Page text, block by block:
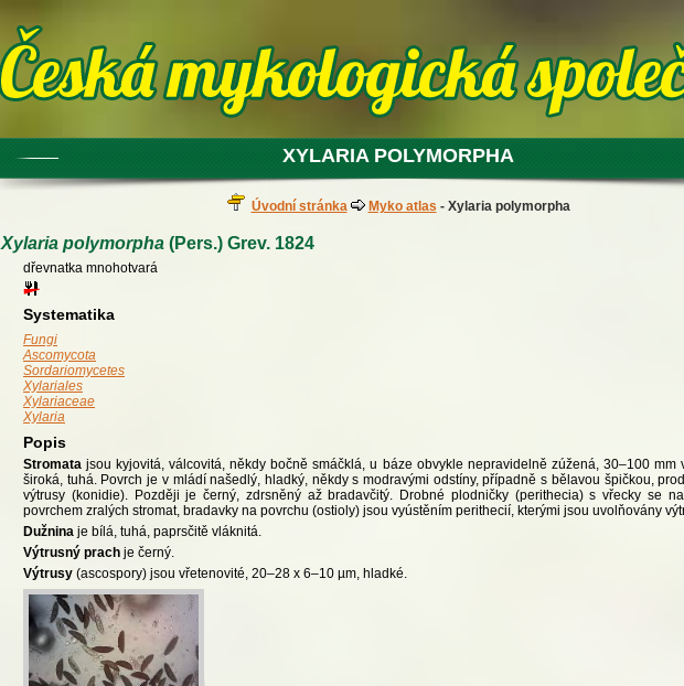
XYLARIA POLYMORPHA
Úvodní stránka Myko atlas - Xylaria polymorpha
Xylaria polymorpha (Pers.) Grev. 1824
dřevnatka mnohotvará
Systematika
Fungi
Ascomycota
Sordariomycetes
Xylariales
Xylariaceae
Xylaria
Popis
Stromata jsou kyjovitá, válcovitá, někdy bočně smáčklá, u báze obvykle nepravidelně zúžená, 30–100 mm
široká, tuhá. Povrch je v mládí našedlý, hladký, někdy s modravými odstíny, případně s bělavou špičkou,
výtrusy (konidie). Později je černý, zdrsněný až bradavčitý. Drobné plodničky (perithecia) s vřecky se
povrchem zralých stromat, bradavky na povrchu (ostioly) jsou vyústěním perithecií, kterými jsou uvolňovány
Dužnina je bílá, tuhá, paprsčitě vláknitá.
Výtrusný prach je černý.
Výtrusy (ascospory) jsou vřetenovité, 20–28 x 6–10 µm, hladké.